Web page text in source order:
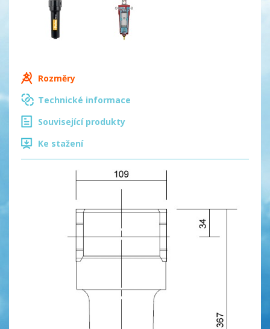
Rozměry
Technické informace
Související produkty
Ke stažení